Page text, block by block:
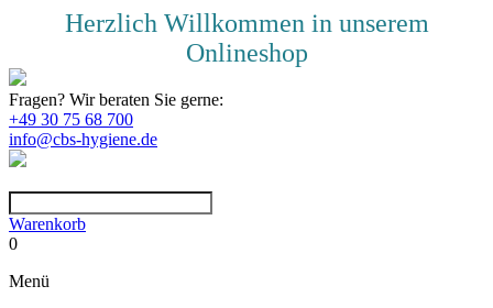
Herzlich Willkommen in unserem
Onlineshop
Fragen? Wir beraten Sie gerne:
+49 30 75 68 700
info@cbs-hygiene.de
Warenkorb
0
Menü